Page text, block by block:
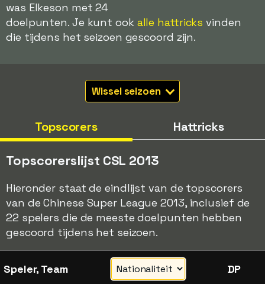
was Elkeson met 24
doelpunten. Je kunt ook alle hattricks vinden
die tijdens het seizoen gescoord zijn.
Wissel seizoen
Topscorers Hattricks
Topscorerslijst CSL 2013
Hieronder staat de eindlijst van de topscorers
van de Chinese Super League 2013, inclusief de
22 spelers die de meeste doelpunten hebben
gescoord tijdens het seizoen.
Speler, Team DP